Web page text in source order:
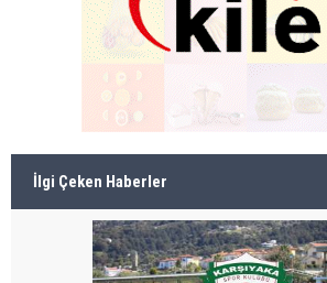
İlgi Çeken Haberler